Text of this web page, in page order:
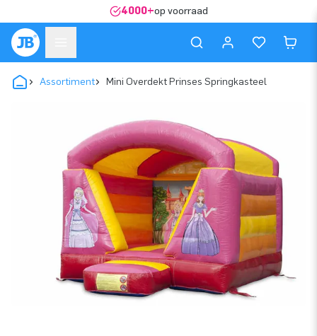
4000+op voorraad
Assortiment Mini Overdekt Prinses Springkasteel